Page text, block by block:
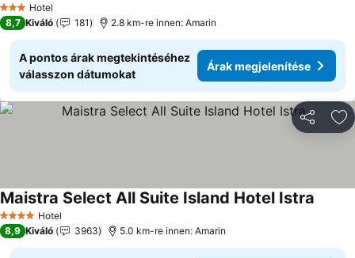
3 Kategória
Hotel
8,7 Kiváló 181 2.8 km-re innen: Amarin
A pontos árak megtekintéséhez
válasszon dátumokat
Árak megjelenítése
4 KategóriaHotel
Maistra Select All Suite Island Hotel Istra
8,9 Kiváló 3963 5.0 km-re innen: Amarin